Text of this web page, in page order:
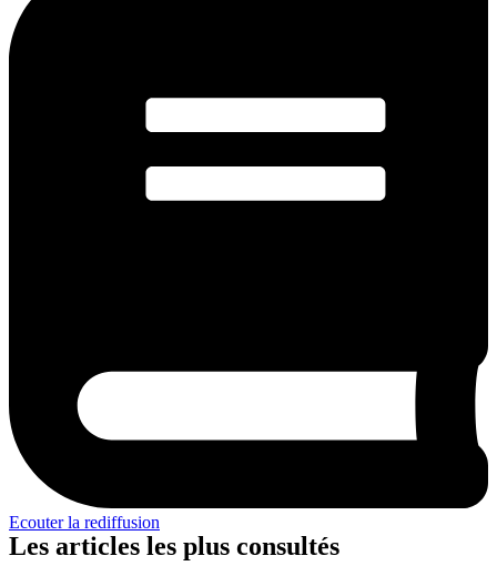
Ecouter la rediffusion
Les articles les plus consultés